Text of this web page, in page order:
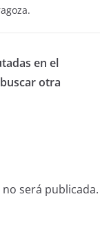
en el
otra
será publicada.